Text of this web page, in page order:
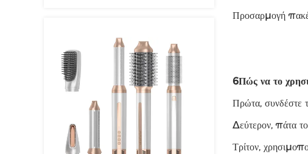
Προσαρμογή
6Πώς να το
Πρώτα, συνδέστε
Δεύτερον, πάτα
Τρίτον,